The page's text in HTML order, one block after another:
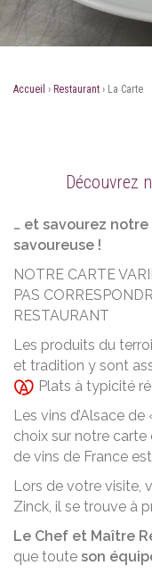
Accueil › Restaurant › La Carte
Découvrez
… et savourez
savoureuse !
NOTRE CARTE
PAS
RESTAURANT
Les produits du
et tradition y sont
Plats à typicité
Les vins d’Alsace
choix sur notre carte
de vins de France
Lors de votre visite,
Zinck, il se trouve à
Le Chef et Maître
que toute son